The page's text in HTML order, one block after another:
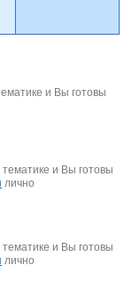
и Вы готовы
и Вы готовы
лично
и Вы готовы
лично